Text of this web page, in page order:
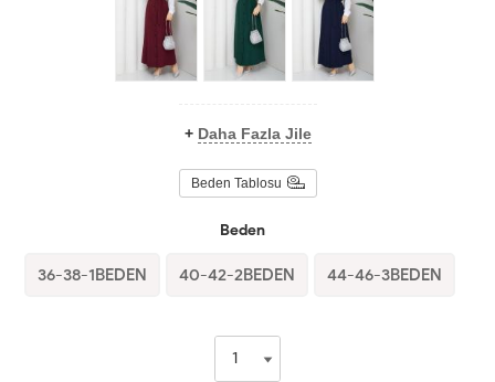
+ Daha Fazla Jile
Beden Tablosu
Beden
36-38-1BEDEN 40-42-2BEDEN 44-46-3BEDEN